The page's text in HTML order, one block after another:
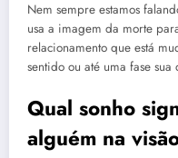
Nem sempre estamos
usa a imagem da morte
relacionamento que está
sentido ou até uma fase
Qual sonho
alguém na